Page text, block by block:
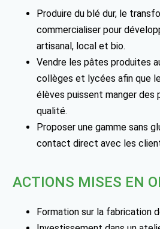
Produire du blé dur, le
commercialiser pour
artisanal, local et bio.
Vendre les pâtes produites
collèges et lycées afin que
élèves puissent manger des
qualité.
Proposer une gamme sans
contact direct avec les
ACTIONS MISES EN
Formation sur la fabrication